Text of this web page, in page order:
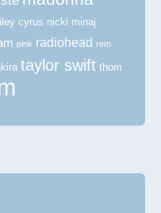
cyrus nicki minaj
pink radiohead rem
taylor swift thom